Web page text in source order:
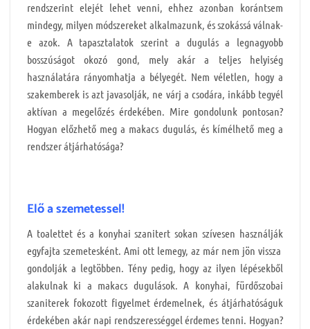
rendszerint elejét lehet venni, ehhez azonban korántsem
mindegy, milyen módszereket alkalmazunk, és szokássá válnak-
e azok. A tapasztalatok szerint a dugulás a legnagyobb
bosszúságot okozó gond, mely akár a teljes helyiség
használatára rányomhatja a bélyegét. Nem véletlen, hogy a
szakemberek is azt javasolják, ne várj a csodára, inkább tegyél
aktívan a megelőzés érdekében. Mire gondolunk pontosan?
Hogyan előzhető meg a makacs dugulás, és kímélhető meg a
rendszer átjárhatósága?
Elő a szemetessel!
A toalettet és a konyhai szanitert sokan szívesen használják
egyfajta szemetesként. Ami ott lemegy, az már nem jön vissza
gondolják a legtöbben. Tény pedig, hogy az ilyen lépésekből
alakulnak ki a makacs dugulások. A konyhai, fürdőszobai
szaniterek fokozott figyelmet érdemelnek, és átjárhatóságuk
érdekében akár napi rendszerességgel érdemes tenni. Hogyan?